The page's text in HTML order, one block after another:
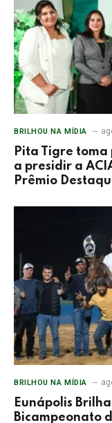
BRILHOU NA MÍDIA
Pita Tigre toma
a presidir a
Prêmio
BRILHOU NA MÍDIA
Eunápolis
Bicampeonato